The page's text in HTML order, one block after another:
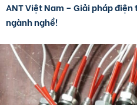
ANT Việt Nam – Giải pháp
ngành nghề!